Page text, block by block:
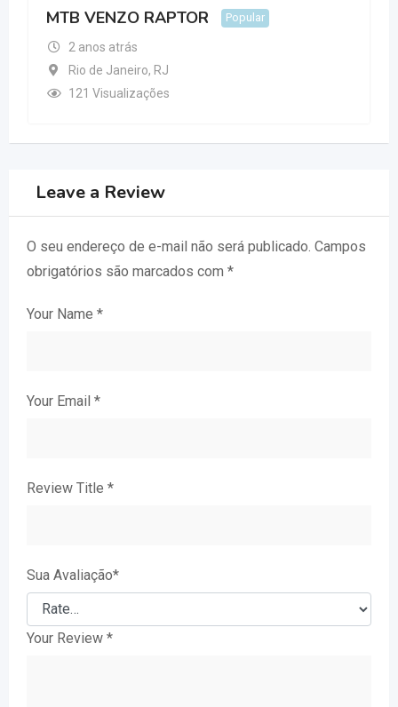
MTB VENZO RAPTOR Popular
2 anos atrás
Rio de Janeiro, RJ
121 Visualizações
Leave a Review
O seu endereço de e-mail não será publicado. Campos
obrigatórios são marcados com *
Your Name *
Your Email *
Review Title *
Sua Avaliação*
Your Review *